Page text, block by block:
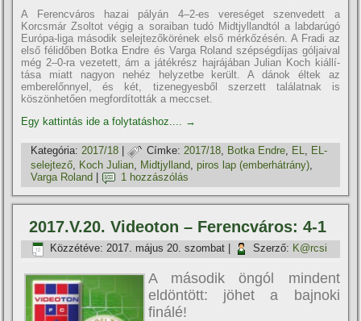
A Ferencváros hazai pályán 4–2-es vereséget szenvedett a
Korcsmár Zsoltot végig a soraiban tudó Midtjyllandtól a labdarúgó
Európa-liga második selejtezőkörének első mérkőzésén. A Fradi az
első félidőben Botka Endre és Varga Roland szépségdí­jas góljaival
még 2–0-ra vezetett, ám a játékrész hajrájában Julian Koch kiállí­
tása miatt nagyon nehéz helyzetbe került. A dánok éltek az
emberelőnnyel, és két, tizenegyesből szerzett találatnak is
köszönhetően megfordí­tották a meccset.
Egy kattintás ide a folytatáshoz....
→
Kategória: 2017/18 | Címke: 2017/18, Botka Endre, EL, EL-
selejtező
Koch Julian Midtjylland ,piros lap (emberhátrány)
Varga Roland
1 hozzászólás
2017.V.20. Videoton – Ferencváros: 4-1
Közzétéve: 2017. május 20. szombat Szerző: K@rcsi
A második öngól mindent
eldöntött: jöhet a bajnoki
finálé!